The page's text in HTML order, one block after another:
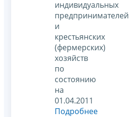
индивидуальных
предпринимателей
и
крестьянских
(фермерских)
хозяйств
по
состоянию
на
01.04.2011
Подробнее